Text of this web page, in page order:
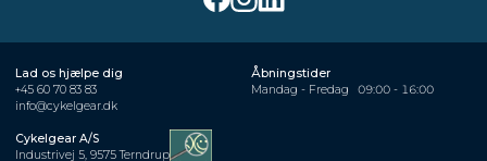
Lad os hjælpe dig
+45 60 70 83 83
info@cykelgear.dk
Åbningstider
Mandag - Fredag
09:00 - 16:00
Cykelgear A/S
Industrivej 5, 9575 Terndrup